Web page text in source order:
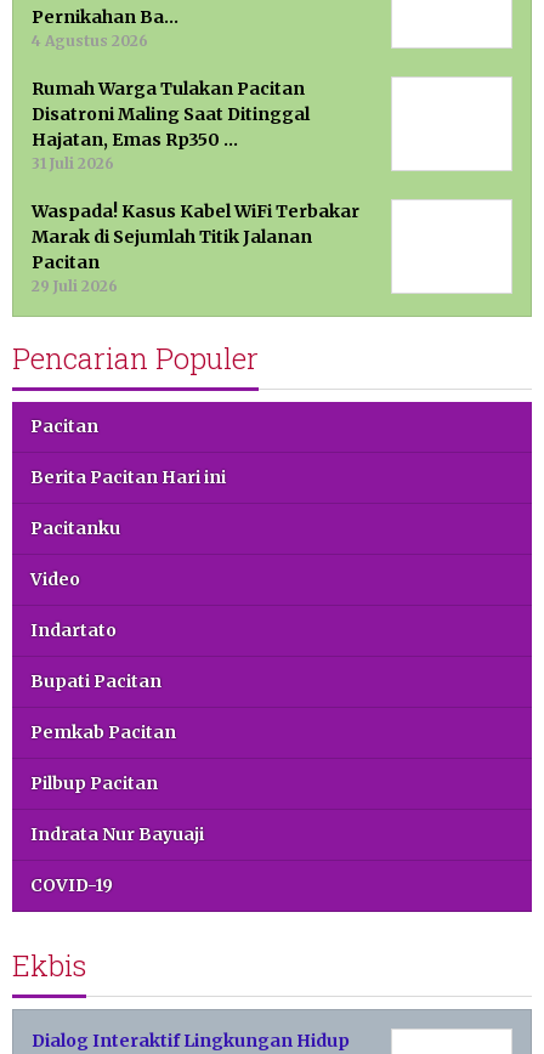
Pernikahan Ba…
4 Agustus 2026
Rumah Warga Tulakan Pacitan
Disatroni Maling Saat Ditinggal
Hajatan, Emas Rp350 …
31 Juli 2026
Waspada! Kasus Kabel WiFi Terbakar
Marak di Sejumlah Titik Jalanan
Pacitan
29 Juli 2026
Pencarian Populer
Pacitan
Berita Pacitan Hari ini
Pacitanku
Video
Indartato
Bupati Pacitan
Pemkab Pacitan
Pilbup Pacitan
Indrata Nur Bayuaji
COVID-19
Ekbis
Dialog Interaktif Lingkungan Hidup